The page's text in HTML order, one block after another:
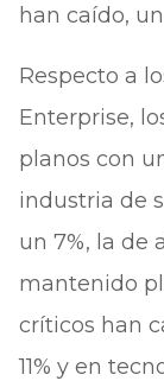
han caído, un
Respecto a
Enterprise,
planos con
industria de
un 7%, la de
mantenido
críticos han
11% y en